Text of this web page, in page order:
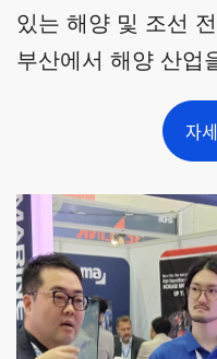
있는 해양 및 조선
부산에서 해양 산업
자